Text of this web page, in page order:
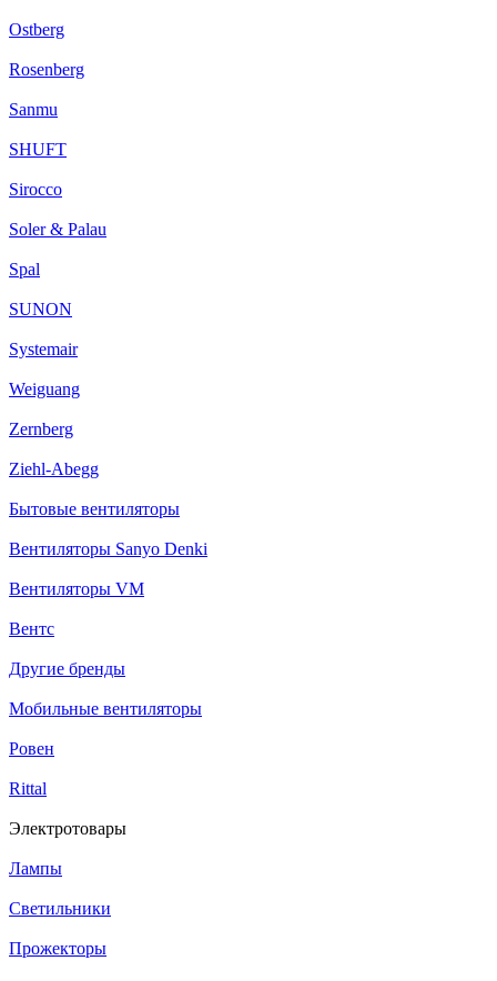
Ostberg
Rosenberg
Sanmu
SHUFT
Sirocco
Soler & Palau
Spal
SUNON
Systemair
Weiguang
Zernberg
Ziehl-Abegg
Бытовые вентиляторы
Вентиляторы Sanyo Denki
Вентиляторы VM
Вентс
Другие бренды
Мобильные вентиляторы
Ровен
Rittal
Электротовары
Лампы
Светильники
Прожекторы